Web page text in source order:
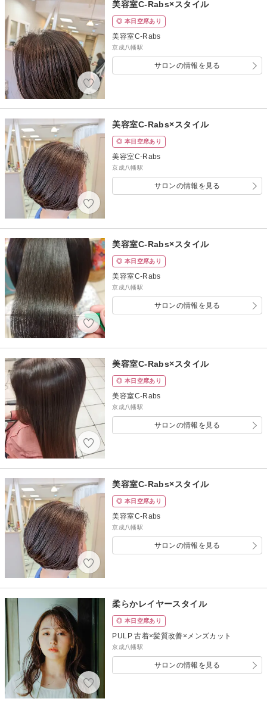
美容室C-Rabs×スタイル
◎ 本日空席あり
美容室C-Rabs
京成八幡駅
サロンの情報を見る
美容室C-Rabs×スタイル
◎ 本日空席あり
美容室C-Rabs
京成八幡駅
サロンの情報を見る
美容室C-Rabs×スタイル
◎ 本日空席あり
美容室C-Rabs
京成八幡駅
サロンの情報を見る
美容室C-Rabs×スタイル
◎ 本日空席あり
美容室C-Rabs
京成八幡駅
サロンの情報を見る
美容室C-Rabs×スタイル
◎ 本日空席あり
美容室C-Rabs
京成八幡駅
サロンの情報を見る
柔らかレイヤースタイル
◎ 本日空席あり
PULP 古着×髪質改善×メンズカット
京成八幡駅
サロンの情報を見る